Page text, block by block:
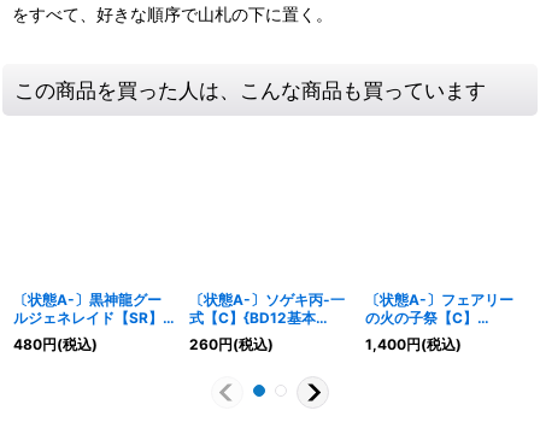
をすべて、好きな順序で山札の下に置く。
この商品を買った人は、こんな商品も買っています
〔状態A-〕黒神龍グー
ルジェネレイド【SR】
{DMX12-b39/???}
《闇》
480円(税込)
〔状態A-〕ソゲキ丙-一
式【C】{BD12基本
Z16/16}《GR》
260円(税込)
〔状態A-〕フェアリー
の火の子祭【C】
{ART034/5}《自然》
1,400円(税込)